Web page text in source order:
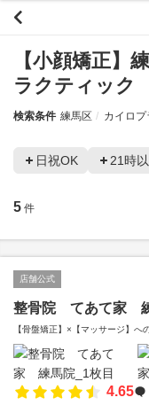
【小顔矯正】
ラクティック
検索条件 練馬区 カイロプ
日祝OK 21時
5 件
店舗公式
整骨院 てあて家
【骨盤矯正】×【マッサージ】へ
4.65